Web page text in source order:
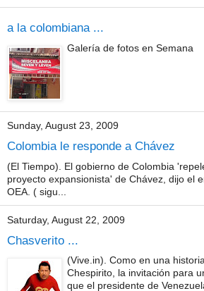
a la colombiana ...
Galería de fotos en Semana
Sunday, August 23, 2009
Colombia le responde a Chávez
(El Tiempo). El gobierno de Colombia
proyecto expansionista' de Chávez, dijo el
OEA. ( sigu...
Saturday, August 22, 2009
Chasverito ...
(Vive.in). Como en una
Chespirito, la invitación para
que el presidente de